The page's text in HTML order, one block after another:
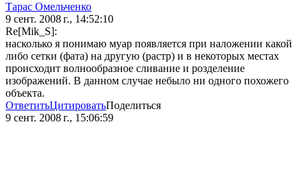
Тарас Омельченко
9 сент. 2008 г., 14:52:10
Re[Mik_S]:
насколько я понимаю муар появляется при наложении какой
либо сетки (фата) на другую (растр) и в некоторых местах
происходит волнообразное сливание и розделение
изображений. В данном случае небыло ни одного похожего
объекта.
ОтветитьЦитироватьПоделиться
9 сент. 2008 г., 15:06:59